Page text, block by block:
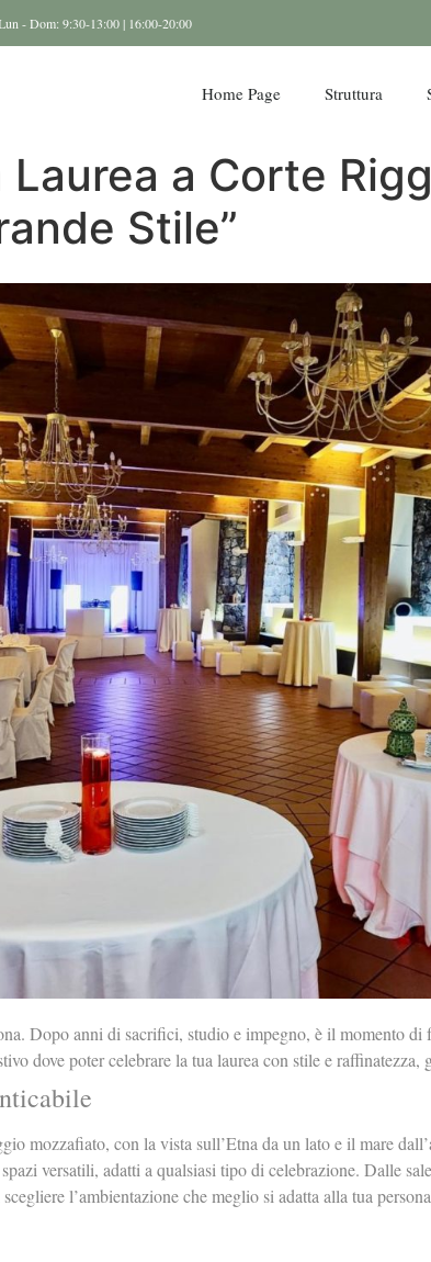
- Dom: 9:30-13:00 | 16:00-20:00
Home Page Struttura
Laurea a Corte
Stile”
Dopo anni di sacrifici, studio e impegno, è il momento di
dove poter celebrare la tua laurea con stile e raffinatezza,
mozzafiato, con la vista sull’Etna da un lato e il mare
versatili, adatti a qualsiasi tipo di celebrazione. Dalle
l’ambientazione che meglio si adatta alla tua